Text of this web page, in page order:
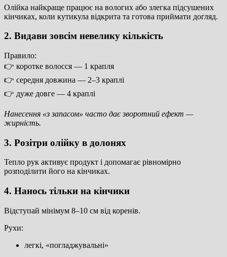
Олійка найкраще працює на вологих або злегка підсушених
кінчиках, коли кутикула відкрита та готова приймати догляд.
2. Видави зовсім невелику кількість
Правило:
👉 коротке волосся — 1 крапля
👉 середня довжина — 2–3 краплі
👉 дуже довге — 4 краплі
Нанесення «з запасом» часто дає зворотний ефект —
жирність.
3. Розітри олійку в долонях
Тепло рук активує продукт і допомагає рівномірно
розподілити його на кінчиках.
4. Нанось тільки на кінчики
Відступай мінімум 8–10 см від коренів.
Рухи:
легкі, «погладжувальні»